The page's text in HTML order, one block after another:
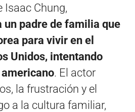
Isaac Chung,
un padre de familia que
para vivir en el
Unidos, intentando
. El actor
la frustración y el
a la cultura familiar,